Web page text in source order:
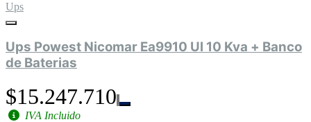
Ups
Ups Powest Nicomar Ea9910 Ul 10 Kva + Banco
de Baterias
$15.247.710
IVA Incluido